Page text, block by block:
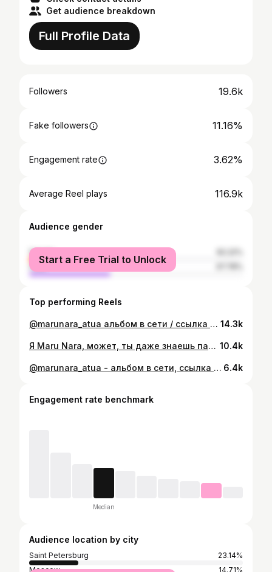
Get audience breakdown
Full Profile Data
Followers 19.6k
Fake followers 11.16%
Engagement rate 3.62%
Average Reel plays 116.9k
Audience gender
female
male
Start a Free Trial to Unlock
Top performing Reels
@marunara_atua альбом в сети / ссылка в шапке Новеньким - добро пожаловать. Я - Мару. Делаю все сам. Битло, вокал, визуал. Залетай, зацени, что творю. Анорак от @jointheclassic , гта кэш от @aurraboys 14.3k
Я Maru Nara, может, ты даже знаешь пару моих песен. Делаю все сам. Заходи, зацени. 10.4k
@marunara_atua - альбом в сети, ссылка в био. Продолжаю пилить видосы и звук, новеньким - добро пожаловать. В шапке профиля свежий трек, чек. 6.4k
Engagement rate benchmark
Median
Audience location by city
Saint Petersburg
23.14%
Moscow
14.71%